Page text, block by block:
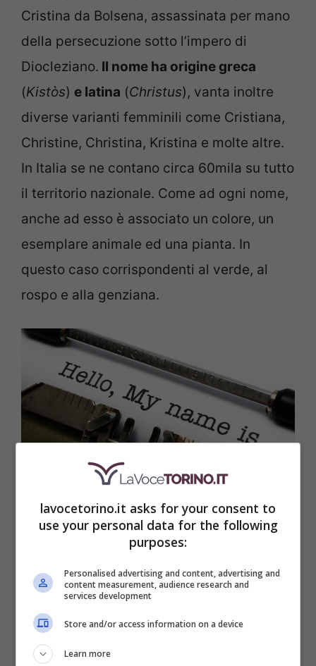
Cristina da Bolsena, assassinata per mano
della persecuzione sotto l’impero di
Diocleziano. Il nome ha origine greca
(Kistòs) e latina (Christus), vanta inoltre
diverse varianti femminili come Cristiana,
Christine, Christina, Kristina e molte altre.
In Italia se ne contano circa 60mila su tutto
il territorio nazionale. Come ad ogni nome,
anche ad esso è associato un colore, un
esemplare animale ed una pianta. In
questo caso corrispondenti al verde, al
rospo e alla genziana.
Cristina, tutto ciò che c’è da sapere sul significato del
nome – lavoceditorino.it
Come si evince dall’etimologia stessa, il
significato di Cristina si traduce in
“seguace di Cristo”oppure“appartenente
a Cristo”
lavocetorino.it asks for your consent to
use your personal data for the following
purposes:
Personalised advertising and content, advertising and
content measurement, audience research and
services development
Store and/or access information on a device
Learn more